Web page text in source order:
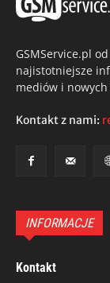
GSMService.pl
najistotniejsze
mediów i
Kontakt z nami:
INFORMACJE
Kontakt